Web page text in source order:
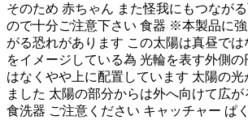
そのため 赤ちゃん また怪我にもつなが
ので十分ご注意下さい 食器 ※本製品に
がる恐れがあります この太陽は真昼で
をイメージしている為 光輪を表す外側
はなくやや上に配置しています 太陽の光
ました 太陽の部分からは外へ向けて広が
食洗器 ご注意ください キャッチャー ぱ